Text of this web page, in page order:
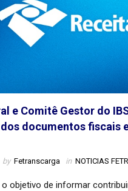
e Comitê Gestor do
documentos fiscais
by Fetranscarga in NOTICIAS
objetivo de informar